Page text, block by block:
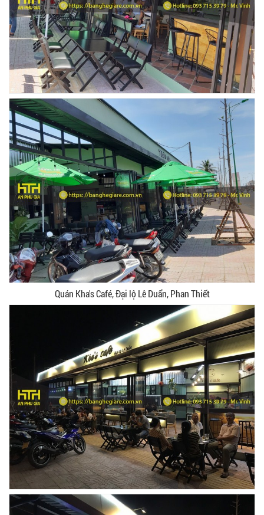
Quán Kha's Café, Đại lộ Lê Duẩn, Phan Thiết
BÀN BAR BEER CLUB BCF SX GIÁ RẺ - MÃ SỐ:
BCF SX
750.000 VNĐ
GHẾ EAMES - GHẾ NHỰA CAFE CHÂN GỖ GIÁ RẺ
- MÃ SỐ: M002
550.000 VNĐ
GHẾ XẾP GẤP GIÁ RẺ - MÃ SỐ: X001
380.000 VNĐ
BÀN CAFE BCF01 GIÁ RẺ - MÃ SỐ: BCF01
650.000 VNĐ
BỘ BÀN GHẾ GỖ XẾP QUÁN NHẬU GIÁ RẺ - MÃ
SỐ: X001
2.270.000 VNĐ
Ghế Nhựa Nhập Khẩu - Mã SP: N46
450.000 VNĐ
Ghế Ăn nhập khẩu ELLA - Mã SP: GNK05
Liên hệ